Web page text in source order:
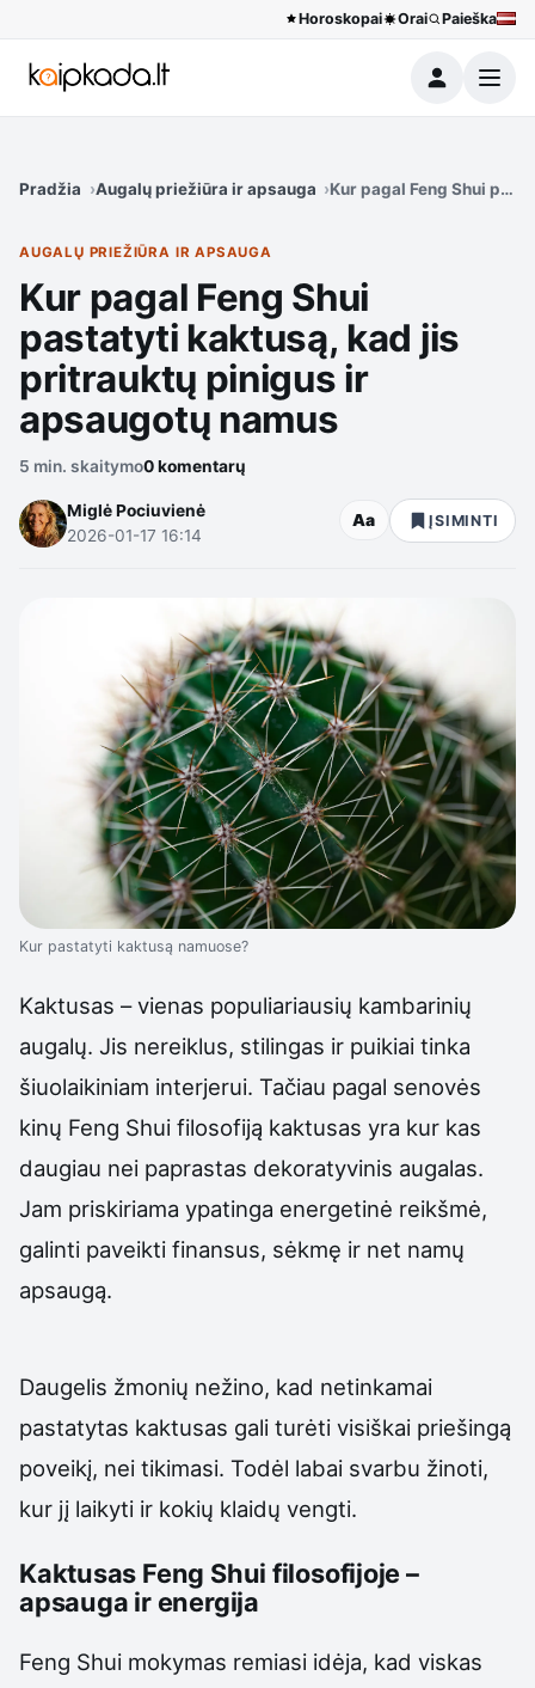
Horoskopai Orai Paieška
Meniu
Pradžia Augalų priežiūra ir apsauga Kur pagal Feng Shui
AUGALŲ PRIEŽIŪRA IR APSAUGA
Kur pagal Feng Shui
pastatyti kaktusą, kad jis
pritrauktų pinigus ir
apsaugotų namus
5 min. skaitymo0 komentarų
Miglė Pociuvienė
2026-01-17 16:14
Aa ĮSIMINTI
Kur pastatyti kaktusą namuose?
Kaktusas – vienas populiariausių kambarinių
augalų. Jis nereiklus, stilingas ir puikiai tinka
šiuolaikiniam interjerui. Tačiau pagal senovės
kinų Feng Shui filosofiją kaktusas yra kur kas
daugiau nei paprastas dekoratyvinis augalas.
Jam priskiriama ypatinga energetinė reikšmė,
galinti paveikti finansus, sėkmę ir net namų
apsaugą.
Daugelis žmonių nežino, kad netinkamai
pastatytas kaktusas gali turėti visiškai priešingą
poveikį, nei tikimasi. Todėl labai svarbu žinoti,
kur jį laikyti ir kokių klaidų vengti.
Kaktusas Feng Shui filosofijoje –
apsauga ir energija
Feng Shui mokymas remiasi idėja, kad viskas